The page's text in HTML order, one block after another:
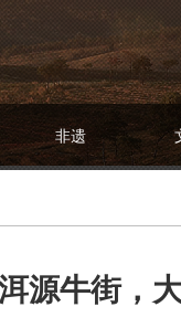
非遗
源牛街，